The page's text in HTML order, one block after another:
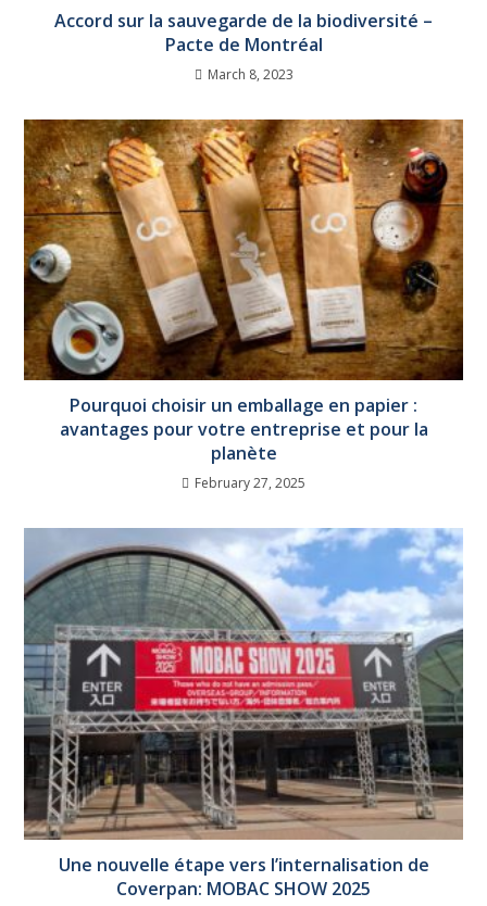
Accord sur la sauvegarde de la biodiversité –
Pacte de Montréal
March 8, 2023
Pourquoi choisir un emballage en papier :
avantages pour votre entreprise et pour la
planète
February 27, 2025
Une nouvelle étape vers l’internalisation de
Coverpan: MOBAC SHOW 2025